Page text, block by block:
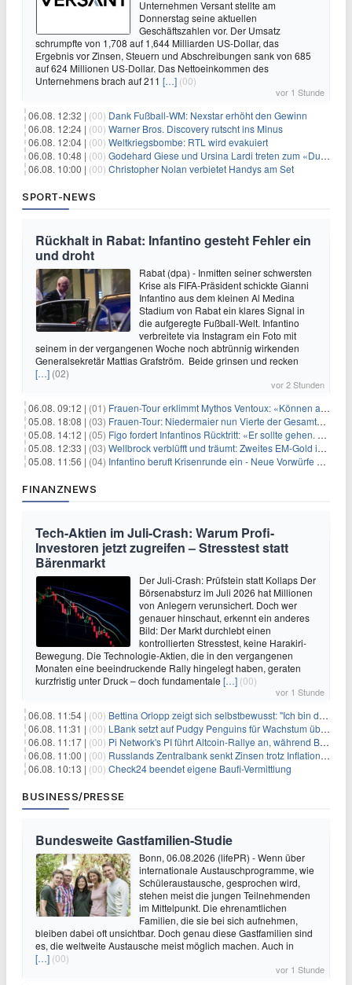
Unternehmen Versant stellte am
Donnerstag seine aktuellen
Geschäftszahlen vor. Der Umsatz
schrumpfte von 1,708 auf 1,644 Milliarden US-Dollar, das
Ergebnis vor Zinsen, Steuern und Abschreibungen sank von 685
auf 624 Millionen US-Dollar. Das Nettoeinkommen des
Unternehmens brach auf 211 […] (00)
vor 1 Stunde
06.08. 12:32 | (00) Dank Fußball-WM: Nexstar erhöht den Gewinn
06.08. 12:24 | (00) Warner Bros. Discovery rutscht ins Minus
06.08. 12:04 | (00) Weltkriegsbombe: RTL wird evakuiert
06.08. 10:48 | (00) Godehard Giese und Ursina Lardi treten zum «Duell» an
06.08. 10:00 | (00) Christopher Nolan verbietet Handys am Set
SPORT-NEWS
Rückhalt in Rabat: Infantino gesteht Fehler ein
und droht
Rabat (dpa) - Inmitten seiner schwersten
Krise als FIFA-Präsident schickte Gianni
Infantino aus dem kleinen Al Medina
Stadium von Rabat ein klares Signal in
die aufgeregte Fußball-Welt. Infantino
verbreitete via Instagram ein Foto mit
seinem in der vergangenen Woche noch abtrünnig wirkenden
Generalsekretär Mattias Grafström. Beide grinsen und recken
[…] (02)
vor 2 Stunden
06.08. 09:12 | (01) Frauen-Tour erklimmt Mythos Ventoux: «Können alles schaffen»
05.08. 18:08 | (03) Frauen-Tour: Niedermaier nun Vierte der Gesamtwertung
05.08. 14:12 | (05) Figo fordert Infantinos Rücktritt: «Er sollte gehen. Jetzt»
05.08. 12:33 | (03) Wellbrock verblüfft und träumt: Zweites EM-Gold in Paris
05.08. 11:56 | (04) Infantino beruft Krisenrunde ein - Neue Vorwürfe gegen FIFA
FINANZNEWS
Tech-Aktien im Juli-Crash: Warum Profi-
Investoren jetzt zugreifen – Stresstest statt
Bärenmarkt
Der Juli-Crash: Prüfstein statt Kollaps Der
Börsenabsturz im Juli 2026 hat Millionen
von Anlegern verunsichert. Doch wer
genauer hinschaut, erkennt ein anderes
Bild: Der Markt durchlebt einen
kontrollierten Stresstest, keine Harakiri-
Bewegung. Die Technologie-Aktien, die in den vergangenen
Monaten eine beeindruckende Rally hingelegt haben, geraten
kurzfristig unter Druck – doch fundamentale […] (00)
vor 1 Stunde
06.08. 11:54 | (00) Bettina Orlopp zeigt sich selbstbewusst: "Ich bin die Vorstandsvorsitzende"
06.08. 11:31 | (00) LBank setzt auf Pudgy Penguins für Wachstum über den Handel hinaus
06.08. 11:17 | (00) Pi Network's PI führt Altcoin-Rallye an, während Bitcoin $65.000 anpeilt
06.08. 11:00 | (00) Russlands Zentralbank senkt Zinsen trotz Inflations-Schock – ein riskantes Spiel
06.08. 10:13 | (00) Check24 beendet eigene Baufi-Vermittlung
BUSINESS/PRESSE
Bundesweite Gastfamilien-Studie
Bonn, 06.08.2026 (lifePR) - Wenn über
internationale Austauschprogramme, wie
Schüleraustausche, gesprochen wird,
stehen meist die jungen Teilnehmenden
im Mittelpunkt. Die ehrenamtlichen
Familien, die sie bei sich aufnehmen,
bleiben dabei oft unsichtbar. Doch genau diese Gastfamilien sind
es, die weltweite Austausche meist möglich machen. Auch in
[…] (00)
vor 1 Stunde